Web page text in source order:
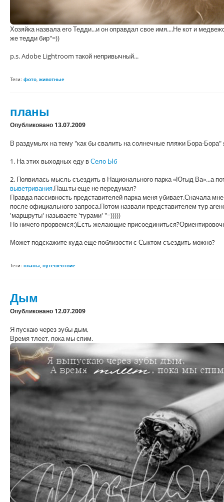
Хозяйка назвала его Тедди...и он оправдал свое имя....Не кот и
же тедди бир"=))
p.s. Adobe Lightroom такой непривычный...
Теги: фото, животные
планы
Опубликовано 13.07.2009
В раздумьях на тему "как бы свалить на солнечные пляжи Бора-Бора"
1. На этих выходных еду вСело Ыб
2. Появилась мысль съездить в Национального парка «Югыд Ва»...а
выветривания.Паш,ты еще не передумал?
Правда пассивность представителей парка меня убивает.Сначала
после официального запроса.Потом назвали представителем тур
'маршруты' называете 'турами' "=)))))
Но ничего прорвемся:)Есть желающие
Может подскажите куда еще поблизости с Сыктом съездить можно?
Теги: планы, путешествие
Дым
Опубликовано 12.07.2009
Я пускаю через зубы дым,
Время тлеет, пока мы спим.